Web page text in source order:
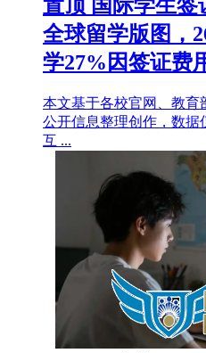
置顶 国际学生
全球留学版图，
学27%因签证费
本文基于各校官网、教育
公开信息整理创作，数据
互 ...